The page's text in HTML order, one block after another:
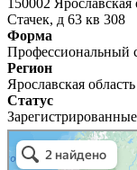
Стачек, д 63 кв 308
Форма
Профессиональный
Регион
Ярославская область
Статус
Зарегистрированные